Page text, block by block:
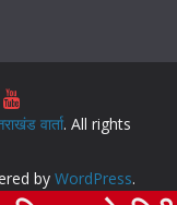
वार्ता. All rights
by WordPress.
L